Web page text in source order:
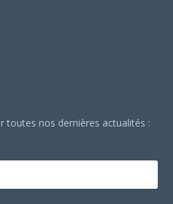
toutes nos dernières actualités :